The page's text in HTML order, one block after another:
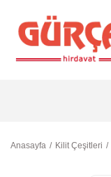
Anasayfa Kilit Çeşitleri